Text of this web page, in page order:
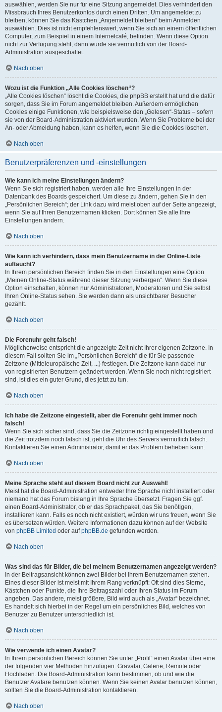
auswählen, werden Sie nur für eine Sitzung angemeldet. Dies verhindert den
Missbrauch Ihres Benutzerkontos durch einen Dritten. Um angemeldet zu
bleiben, können Sie das Kästchen „Angemeldet bleiben“ beim Anmelden
auswählen. Dies ist nicht empfehlenswert, wenn Sie sich an einem öffentlichen
Computer, zum Beispiel in einem Internetcafé, befinden. Wenn diese Option
nicht zur Verfügung steht, dann wurde sie vermutlich von der Board-
Administration ausgeschaltet.
Nach oben
Wozu ist die Funktion „Alle Cookies löschen“?
„Alle Cookies löschen“ löscht die Cookies, die phpBB erstellt hat und die dafür
sorgen, dass Sie im Forum angemeldet bleiben. Außerdem ermöglichen
Cookies einige Funktionen, wie beispielsweise den „Gelesen“-Status – sofern
sie von der Board-Administration aktiviert wurden. Wenn Sie Probleme bei der
An- oder Abmeldung haben, kann es helfen, wenn Sie die Cookies löschen.
Nach oben
Benutzerpräferenzen und -einstellungen
Wie kann ich meine Einstellungen ändern?
Wenn Sie sich registriert haben, werden alle Ihre Einstellungen in der
Datenbank des Boards gespeichert. Um diese zu ändern, gehen Sie in den
„Persönlichen Bereich“; der Link dazu wird meist oben auf der Seite angezeigt,
wenn Sie auf Ihren Benutzernamen klicken. Dort können Sie alle Ihre
Einstellungen ändern.
Nach oben
Wie kann ich verhindern, dass mein Benutzername in der Online-Liste
auftaucht?
In Ihrem persönlichen Bereich finden Sie in den Einstellungen eine Option
„Meinen Online-Status während dieser Sitzung verbergen“. Wenn Sie diese
Option einschalten, können nur Administratoren, Moderatoren und Sie selbst
Ihren Online-Status sehen. Sie werden dann als unsichtbarer Besucher
gezählt.
Nach oben
Die Forenuhr geht falsch!
Möglicherweise entspricht die angezeigte Zeit nicht Ihrer eigenen Zeitzone. In
diesem Fall sollten Sie im „Persönlichen Bereich“ die für Sie passende
Zeitzone (Mitteleuropäische Zeit, ...) festlegen. Die Zeitzone kann dabei nur
von registrierten Benutzern geändert werden. Wenn Sie noch nicht registriert
sind, ist dies ein guter Grund, dies jetzt zu tun.
Nach oben
Ich habe die Zeitzone eingestellt, aber die Forenuhr geht immer noch
falsch!
Wenn Sie sich sicher sind, dass Sie die Zeitzone richtig eingestellt haben und
die Zeit trotzdem noch falsch ist, geht die Uhr des Servers vermutlich falsch.
Kontaktieren Sie einen Administrator, damit er das Problem beheben kann.
Nach oben
Meine Sprache steht auf diesem Board nicht zur Auswahl!
Meist hat die Board-Administration entweder Ihre Sprache nicht installiert oder
niemand hat das Forum bislang in Ihre Sprache übersetzt. Fragen Sie ggf.
einen Board-Administrator, ob er das Sprachpaket, das Sie benötigen,
installieren kann. Falls es noch nicht existiert, würden wir uns freuen, wenn Sie
es übersetzen würden. Weitere Informationen dazu können auf der Website
von phpBB Limited oder aufphpBB.de gefunden werden.
Nach oben
Was sind das für Bilder, die bei meinem Benutzernamen angezeigt werden?
In der Beitragsansicht können zwei Bilder bei Ihrem Benutzernamen stehen.
Eines dieser Bilder ist meist mit Ihrem Rang verknüpft: Oft sind dies Sterne,
Kästchen oder Punkte, die Ihre Beitragszahl oder Ihren Status im Forum
angeben. Das andere, meist größere, Bild wird auch als „Avatar“ bezeichnet.
Es handelt sich hierbei in der Regel um ein persönliches Bild, welches von
Benutzer zu Benutzer unterschiedlich ist.
Nach oben
Wie verwende ich einen Avatar?
In Ihrem persönlichen Bereich können Sie unter „Profil“ einen Avatar über eine
der folgenden vier Methoden hinzufügen: Gravatar, Galerie, Remote oder
Hochladen. Die Board-Administration kann bestimmen, ob und wie die
Benutzer Avatare benutzen können. Wenn Sie keinen Avatar benutzen können,
sollten Sie die Board-Administration kontaktieren.
Nach oben